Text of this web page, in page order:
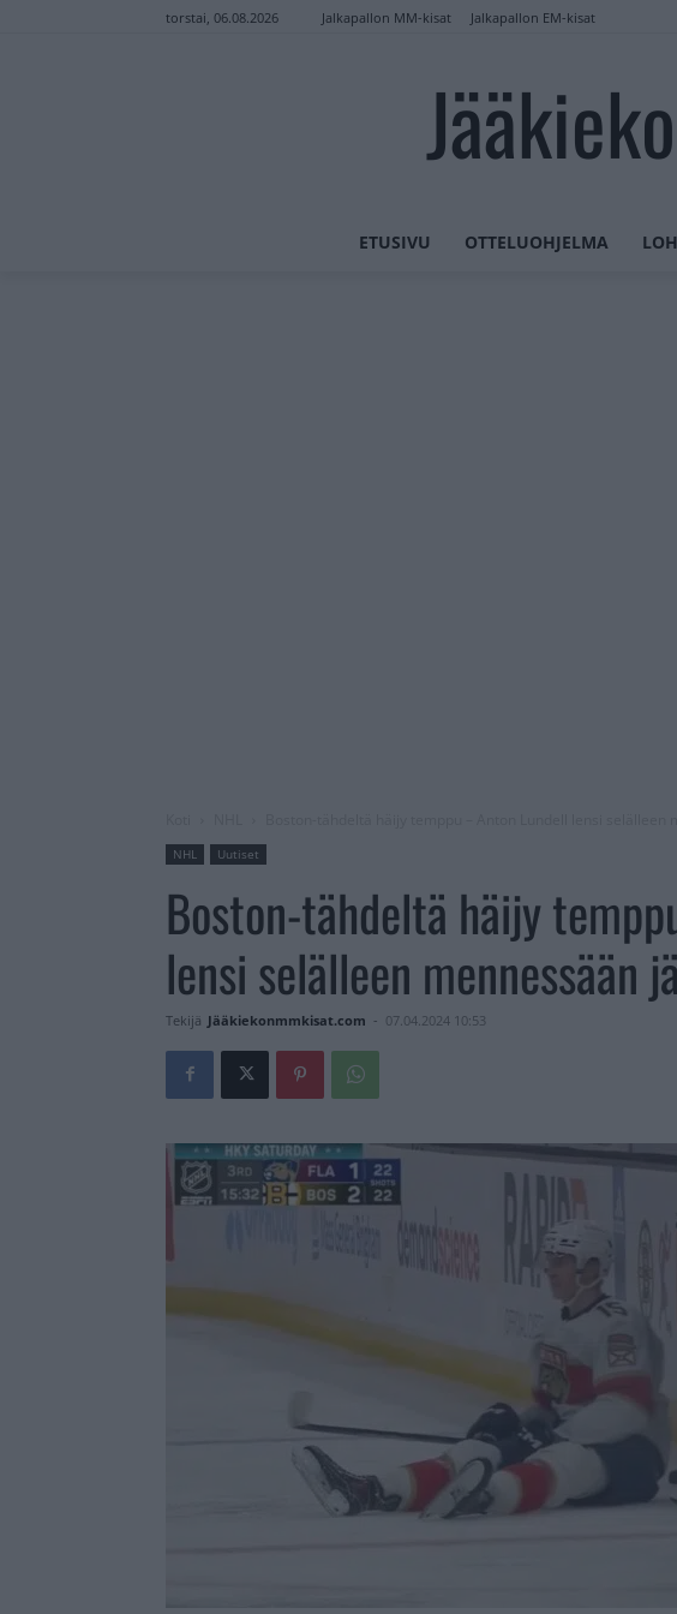
torstai, 06.08.2026 Jalkapallon MM-kisat Jalkapallon EM-kisat
ETUSIVU OTTELUOHJELMA
NHL Uutiset
Boston-tähdeltä häijy
lensi selälleen mennessään
Tekijä Jääkiekonmmkisat.com - 07.04.2024 10:53